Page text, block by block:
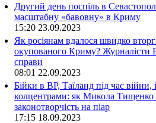
Другий день поспіль в
масштабну «бавовну» в Криму
15:20 23.09.2023
Як росіянам вдалося швидко
окупованого Криму? Журналісти
справи
08:01 22.09.2023
Бійки в ВР, Таїланд під час війни,
колцентрами: як Микола Тищенко
законотворчість на піар
17:15 18.09.2023